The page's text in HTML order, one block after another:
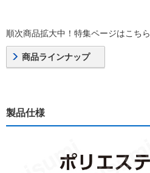
順次商品拡大中！特集ページはこちら
商品ラインナップ
製品仕様